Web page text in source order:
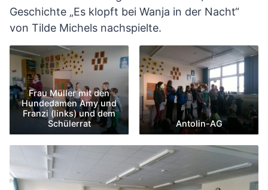
Geschichte „Es klopft bei Wanja in der Nacht“
von Tilde Michels nachspielte.
Frau Müller mit den
Hundedamen Amy und
Franzi (links) und dem
Schülerrat
Antolin-AG